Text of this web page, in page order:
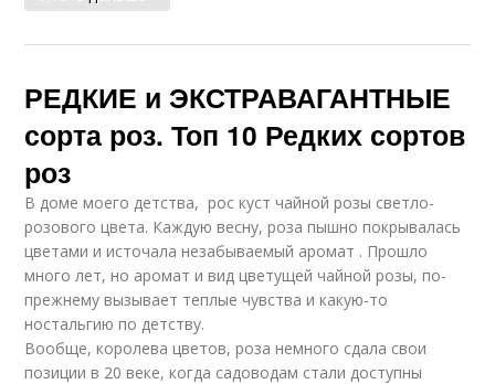
РЕДКИЕ и ЭКСТРАВАГАНТНЫЕ
сорта роз. Топ 10 Редких сортов
роз
В доме моего детства, рос куст чайной розы светло-
розового цвета. Каждую весну, роза пышно покрывалась
цветами и источала незабываемый аромат . Прошло
много лет, но аромат и вид цветущей чайной розы, по-
прежнему вызывает теплые чувства и какую-то
ностальгию по детству.
Вообще, королева цветов, роза немного сдала свои
позиции в 20 веке, когда садоводам стали доступны